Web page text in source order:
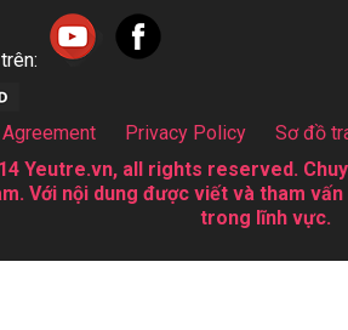
Privacy Policy
Sơ đồ
Yeutre.vn, all rights reserved.
Với nội dung được viết và tham
trong lĩnh vực.